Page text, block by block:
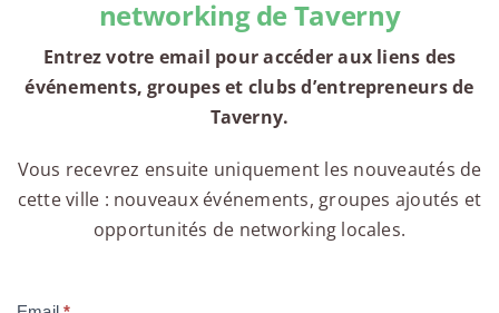
networking de Taverny
Entrez votre email pour accéder aux liens des
événements, groupes et clubs d’entrepreneurs de
Taverny.
Vous recevrez ensuite uniquement les nouveautés de
cette ville : nouveaux événements, groupes ajoutés et
opportunités de networking locales.